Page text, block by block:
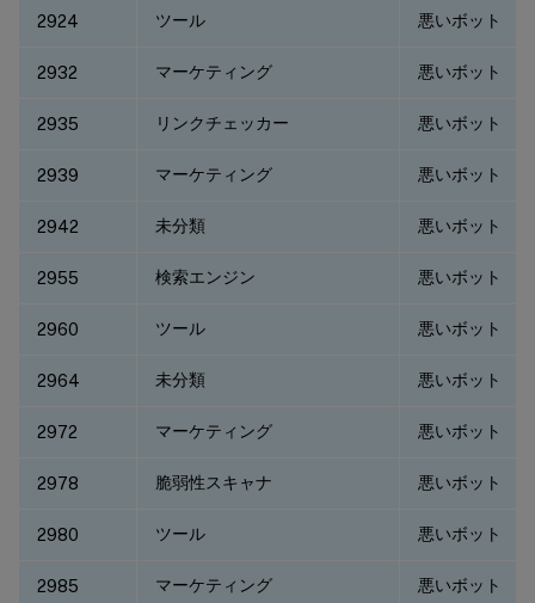
2924 ツール 悪いボット
2932 マーケティング 悪いボット
2935 リンクチェッカー 悪いボット
2939 マーケティング 悪いボット
2942 未分類 悪いボット
2955 検索エンジン 悪いボット
2960 ツール 悪いボット
2964 未分類 悪いボット
2972 マーケティング 悪いボット
2978 脆弱性スキャナ 悪いボット
2980 ツール 悪いボット
2985 マーケティング 悪いボット